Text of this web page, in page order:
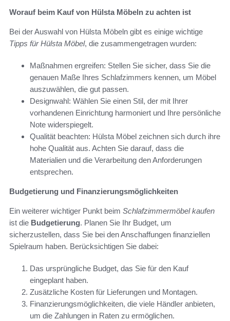
Worauf beim Kauf von Hülsta Möbeln zu achten ist
Bei der Auswahl von Hülsta Möbeln gibt es einige wichtige
Tipps für Hülsta Möbel, die zusammengetragen wurden:
Maßnahmen ergreifen: Stellen Sie sicher, dass Sie die
genauen Maße Ihres Schlafzimmers kennen, um Möbel
auszuwählen, die gut passen.
Designwahl: Wählen Sie einen Stil, der mit Ihrer
vorhandenen Einrichtung harmoniert und Ihre persönliche
Note widerspiegelt.
Qualität beachten: Hülsta Möbel zeichnen sich durch ihre
hohe Qualität aus. Achten Sie darauf, dass die
Materialien und die Verarbeitung den Anforderungen
entsprechen.
Budgetierung und Finanzierungsmöglichkeiten
Ein weiterer wichtiger Punkt beim Schlafzimmermöbel kaufen
ist die Budgetierung. Planen Sie Ihr Budget, um
sicherzustellen, dass Sie bei den Anschaffungen finanziellen
Spielraum haben. Berücksichtigen Sie dabei:
Das ursprüngliche Budget, das Sie für den Kauf
eingeplant haben.
Zusätzliche Kosten für Lieferungen und Montagen.
Finanzierungsmöglichkeiten, die viele Händler anbieten,
um die Zahlungen in Raten zu ermöglichen.